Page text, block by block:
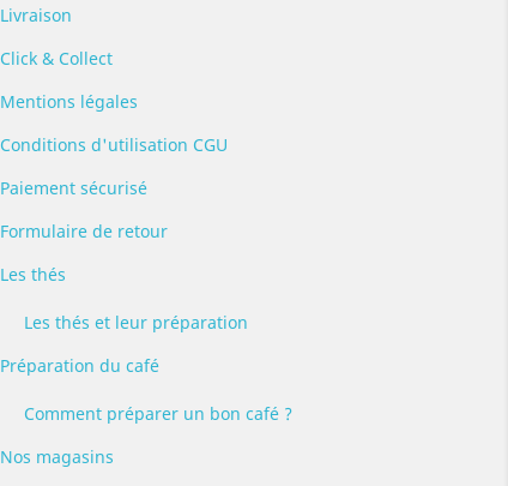
Livraison
Click & Collect
Mentions légales
Conditions d'utilisation CGU
Paiement sécurisé
Formulaire de retour
Les thés
Les thés et leur préparation
Préparation du café
Comment préparer un bon café ?
Nos magasins